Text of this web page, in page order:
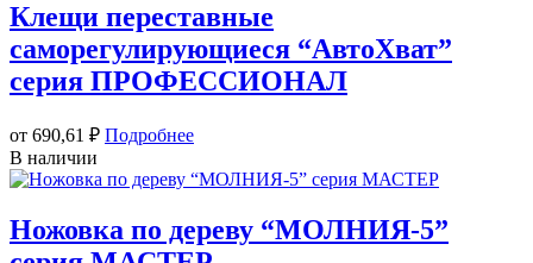
Клещи переставные
саморегулирующиеся “АвтоХват”
серия ПРОФЕССИОНАЛ
от 690,61 ₽ Подробнее
В наличии
Ножовка по дереву “МОЛНИЯ-5”